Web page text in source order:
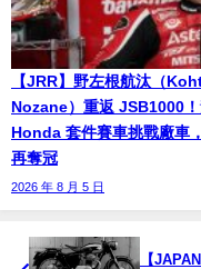
【JRR】野左根航汰（
Nozane）重返 JSB1000
Honda 套件賽車挑戰廠車
再奪冠
2026 年 8 月 5 日
【